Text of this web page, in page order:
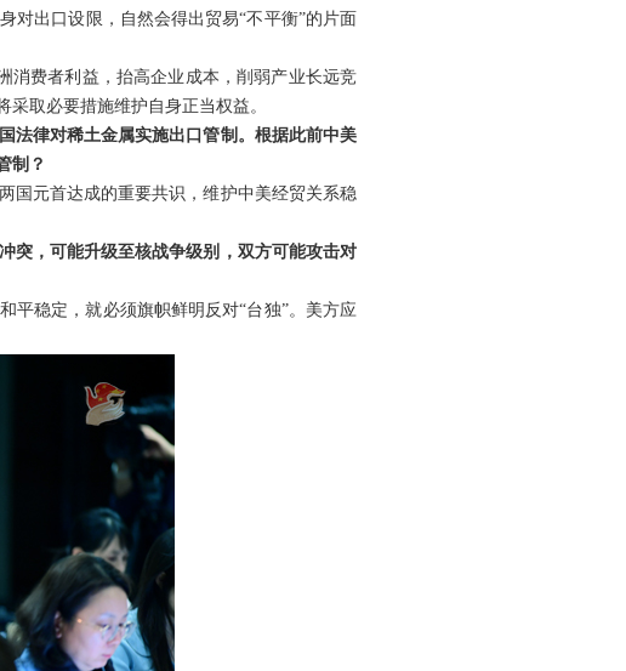
对出口设限，自然会得出贸易“不平衡”的片面
消费者利益，抬高企业成本，削弱产业长远竞
取必要措施维护自身正当权益。
法律对稀土金属实施出口管制。根据此前中美
制？
国元首达成的重要共识，维护中美经贸关系稳
突，可能升级至核战争级别，双方可能攻击对
平稳定，就必须旗帜鲜明反对“台独”。美方应